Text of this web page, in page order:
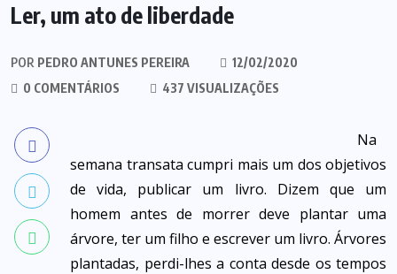
Ler, um ato de liberdade
POR PEDRO ANTUNES PEREIRA
12/02/2020
0 COMENTÁRIOS
437 VISUALIZAÇÕES
Na
semana transata cumpri mais um dos objetivos
de vida, publicar um livro. Dizem que um
homem antes de morrer deve plantar uma
árvore, ter um filho e escrever um livro. Árvores
plantadas, perdi-lhes a conta desde os tempos